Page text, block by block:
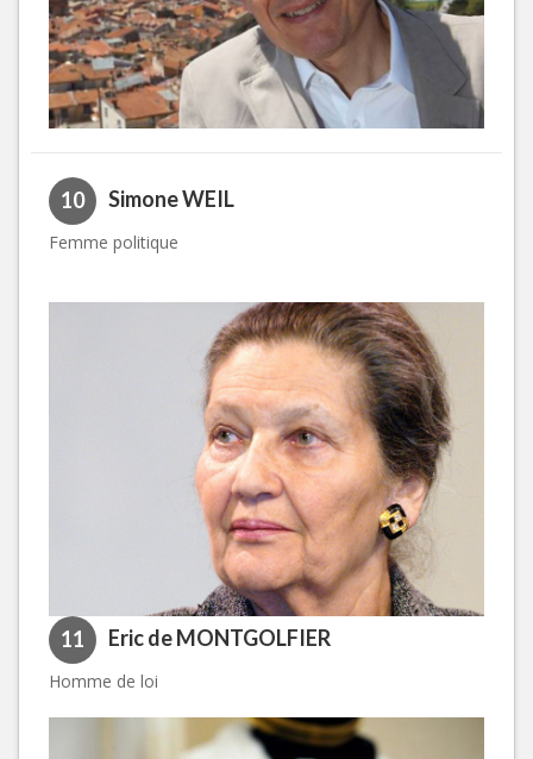
10 Simone WEIL
Femme politique
11 Eric de MONTGOLFIER
Homme de loi